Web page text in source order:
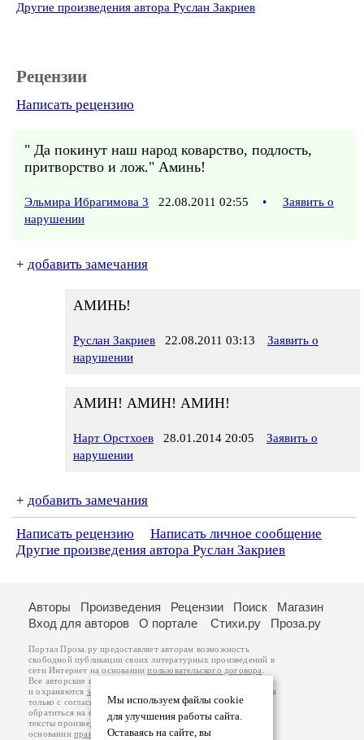
Другие произведения автора Руслан Закриев
Рецензии
Написать рецензию
" Да покинут наш народ коварство, подлость,
притворство и лож." Аминь!
Эльмира Ибрагимова 3 22.08.2011 02:55 •
Заявить о
нарушении
+ добавить замечания
АМИНЬ!
Руслан Закриев 22.08.2011 03:13
Заявить о
нарушении
АМИН! АМИН! АМИН!
Нарт Орстхоев 28.01.2014 20:05
Заявить о
нарушении
+ добавить замечания
Написать рецензию
Написать личное сообщение
Другие произведения автора Руслан Закриев
Мы используем файлы cookie
для улучшения работы сайта.
Оставаясь на сайте, вы
Авторы Произведения Рецензии Поиск
Магазин
Вход для авторов
О портале Стихи.ру Проза.ру
Портал Проза.ру предоставляет авторам возможность
свободной публикации своих литературных произведений в
сети Интернет на основаниипользовательского договора
Все авторские права на произведения принадлежат авторам
и охраняются законом
. Перепечатка произведений возможна
только с согласия его автора, к которому вы можете
обратиться на его авторской странице. Ответственность за
тексты произведений авторы несут самостоятельно на
основанииправил публикацииизаконодательства